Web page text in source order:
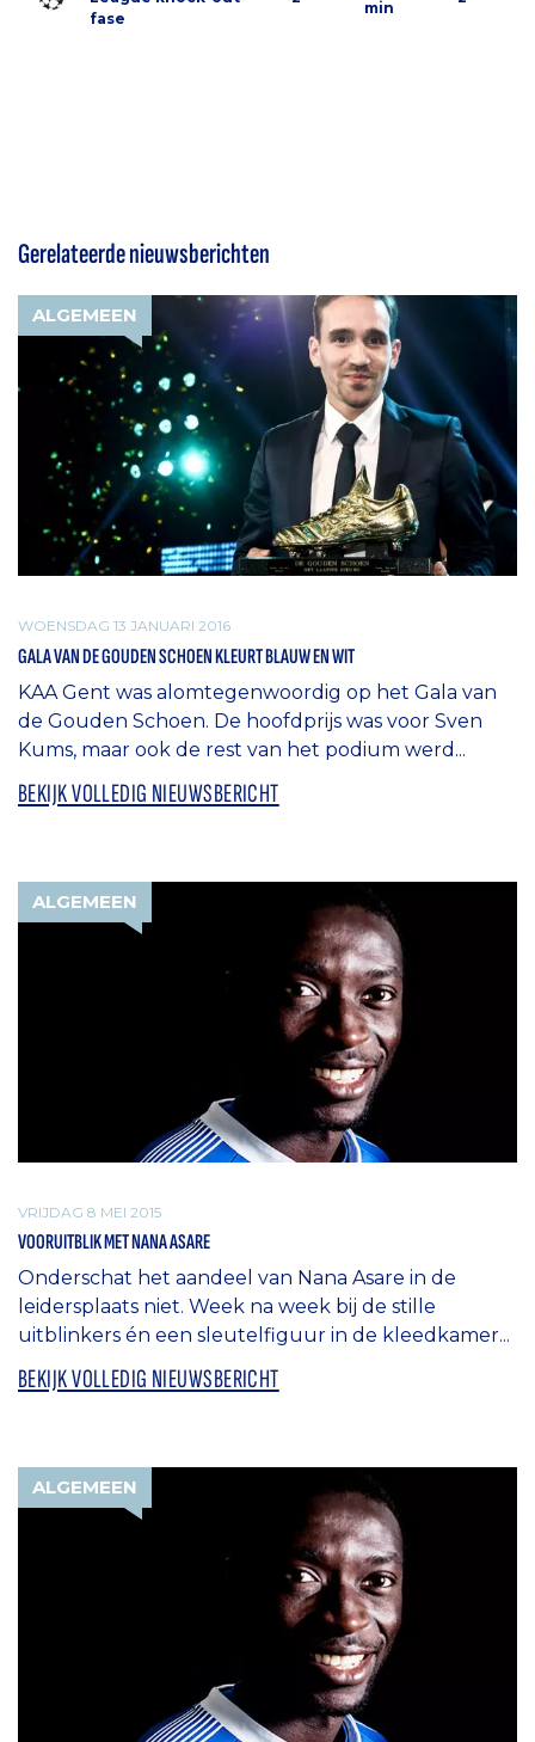
fase
min
Gerelateerde nieuwsberichten
ALGEMEEN
WOENSDAG 13 JANUARI 2016
GALA VAN DE GOUDEN SCHOEN KLEURT BLAUW EN WIT
KAA Gent was alomtegenwoordig op het Gala van
de Gouden Schoen. De hoofdprijs was voor Sven
Kums, maar ook de rest van het podium werd...
BEKIJK VOLLEDIG NIEUWSBERICHT
ALGEMEEN
VRIJDAG 8 MEI 2015
VOORUITBLIK MET NANA ASARE
Onderschat het aandeel van Nana Asare in de
leidersplaats niet. Week na week bij de stille
uitblinkers én een sleutelfiguur in de kleedkamer...
BEKIJK VOLLEDIG NIEUWSBERICHT
ALGEMEEN